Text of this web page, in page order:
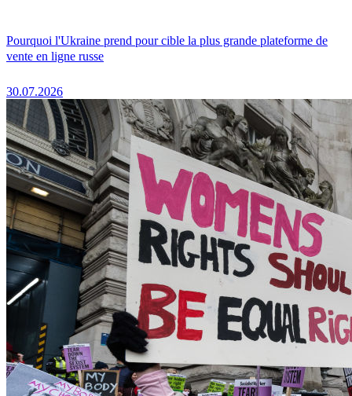
Pourquoi l'Ukraine prend pour cible la plus grande plateforme de
vente en ligne russe
30.07.2026